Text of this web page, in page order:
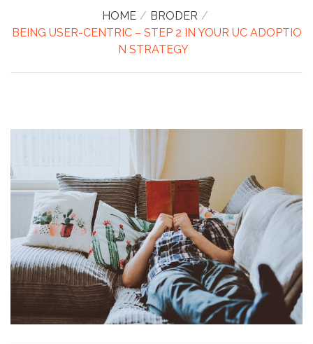
HOME
BRODER
BEING USER-CENTRIC – STEP 2 IN YOUR UC ADOPTIO
N STRATEGY